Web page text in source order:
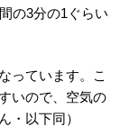
の3分の1ぐらい
っています。こ
いので、空気の
・以下同）